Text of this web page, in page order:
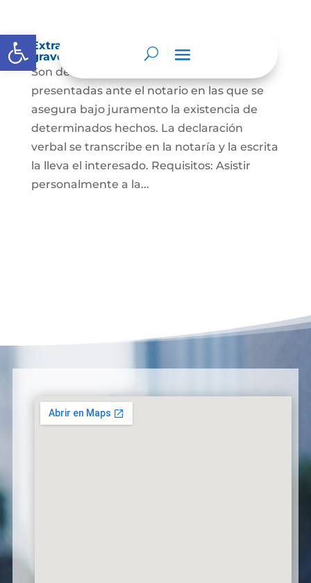
Abrir barra de herramientas
Extra-proceso o declaración bajo la
gravedad de juramento
Son declaraciones verbales o escritas
presentadas ante el notario en las que se
asegura bajo juramento la existencia de
determinados hechos. La declaración
verbal se transcribe en la notaría y la escrita
la lleva el interesado. Requisitos: Asistir
personalmente a la...